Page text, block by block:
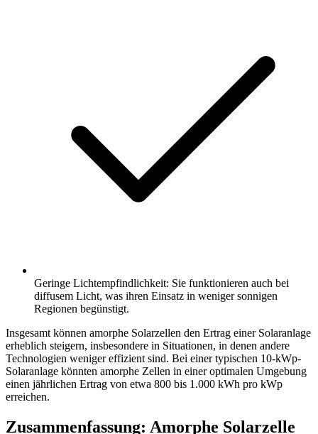
Geringe Lichtempfindlichkeit: Sie funktionieren auch bei
diffusem Licht, was ihren Einsatz in weniger sonnigen
Regionen begünstigt.
Insgesamt können amorphe Solarzellen den Ertrag einer Solaranlage
erheblich steigern, insbesondere in Situationen, in denen andere
Technologien weniger effizient sind. Bei einer typischen 10-kWp-
Solaranlage könnten amorphe Zellen in einer optimalen Umgebung
einen jährlichen Ertrag von etwa 800 bis 1.000 kWh pro kWp
erreichen.
Zusammenfassung: Amorphe Solarzelle